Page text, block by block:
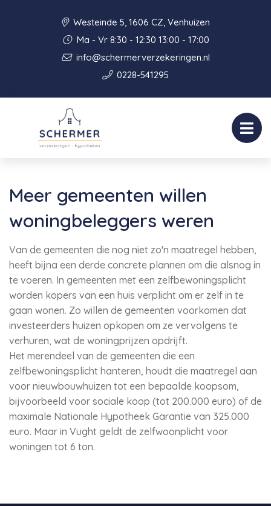
Westeinde 5, 1606 CZ, Venhuizen
Ma - Vr 8:30 - 12:30 13:00 - 17:00
info@schermerverzekeringen.nl
0228-541295
Meer gemeenten willen
woningbeleggers weren
Van de gemeenten die nog niet zo'n maatregel hebben,
heeft bijna een derde concrete plannen om die alsnog in
te voeren. In gemeenten met een zelfbewoningsplicht
worden kopers van een huis verplicht om er zelf in te
gaan wonen. Zo willen de gemeenten voorkomen dat
investeerders huizen opkopen om ze vervolgens te
verhuren, wat de woningprijzen opdrijft.
Het merendeel van de gemeenten die een
zelfbewoningsplicht hanteren, houdt die maatregel aan
voor nieuwbouwhuizen tot een bepaalde koopsom,
bijvoorbeeld voor sociale koop (tot 200.000 euro) of de
maximale Nationale Hypotheek Garantie van 325.000
euro. Maar in Vught geldt de zelfwoonplicht voor
woningen tot 6 ton.